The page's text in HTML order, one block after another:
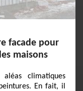
facade pour
maisons
climatiques
En fait, il